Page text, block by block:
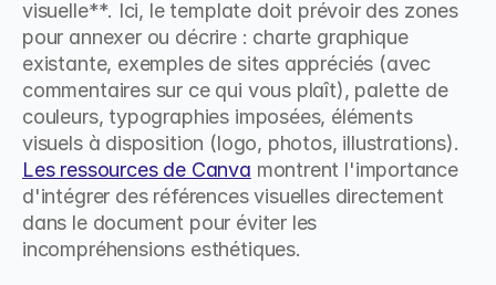
visuelle**. Ici, le template doit prévoir des zones
pour annexer ou décrire : charte graphique
existante, exemples de sites appréciés (avec
commentaires sur ce qui vous plaît), palette de
couleurs, typographies imposées, éléments
Les ressources de Canva montrent l'importance
d'intégrer des références visuelles directement
dans le document pour éviter les
incompréhensions esthétiques.